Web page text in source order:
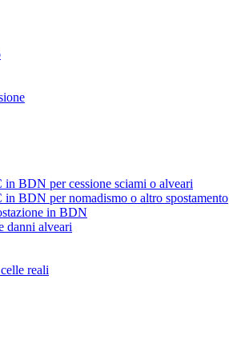
BDN per cessione sciami o alveari
BDN per nomadismo o altro spostamento
in BDN
danni alveari
reali